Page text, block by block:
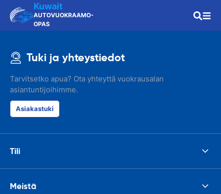
Kuwait
AUTOVUOKRAAMO-
OPAS
Tuki ja yhteystiedot
Tarvitsetko apua? Ota yhteyttä vuokrausalan
asiantuntijoihimme.
Asiakastuki
Tili
Meistä